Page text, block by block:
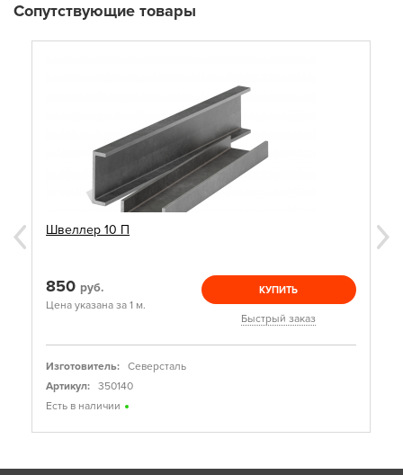
Сопутствующие товары
Швеллер 10 П
850 руб.
Цена указана за 1 м.
КУПИТЬ
Быстрый заказ
Изготовитель:
Северсталь
Артикул:
350140
Есть в наличии